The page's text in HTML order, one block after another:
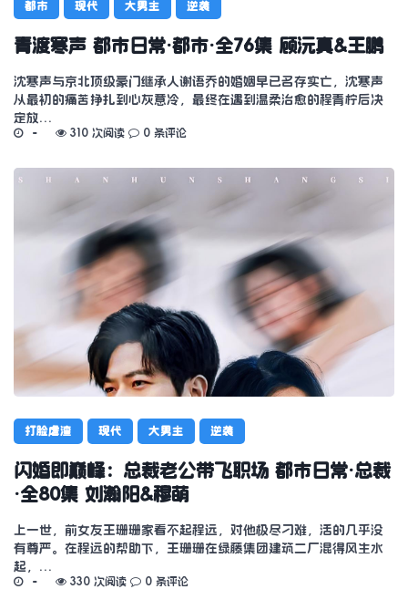
都市 现代 大男主 逆袭
青渡寒声 都市日常·都市·全76集 顾沅真&王鹏
沈寒声与京北顶级豪门继承人谢语乔的婚姻早已名存实亡，沈寒声
从最初的痛苦挣扎到心灰意冷，最终在遇到温柔治愈的程青柠后决
定放…
310 次阅读 0 条评论
打脸虐渣 现代 大男主 逆袭
闪婚即巅峰：总裁老公带飞职场 都市日常·总裁
·全80集 刘瀚阳&穆萌
上一世，前女友王珊珊家看不起程远，对他极尽刁难，活的几乎没
有尊严。在程远的帮助下，王珊珊在绿藤集团建筑二厂混得风生水
起，…
330 次阅读 0 条评论